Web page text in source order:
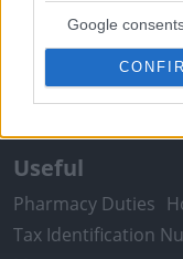
Google
Athens
Peristeri Kavala
Corfu
Useful
Pharmacy Duties
Tax Identification